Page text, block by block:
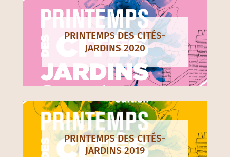
PRINTEMPS DES CITÉS-
JARDINS 2020
PRINTEMPS DES CITÉS-
JARDINS 2019